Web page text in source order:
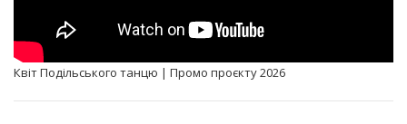
Квіт Подільського танцю | Промо проєкту 2026